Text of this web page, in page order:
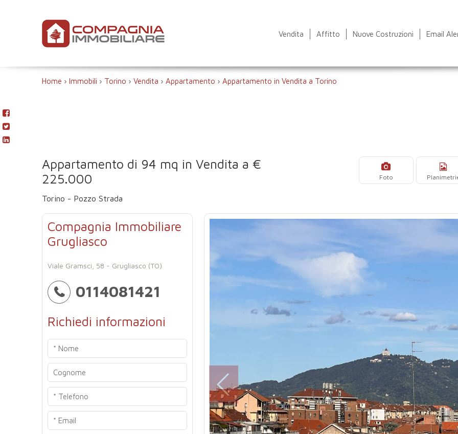
Vendita Affitto Nuove Costruzioni Email
Home › Immobili › Torino › Vendita › Appartamento › Appartamento in Vendita a Torino
Appartamento di 94 mq in Vendita a €
225.000
Torino - Pozzo Strada
Foto
Compagnia Immobiliare
Grugliasco
Viale Gramsci, 58 - Grugliasco (TO)
0114081421
Richiedi informazioni